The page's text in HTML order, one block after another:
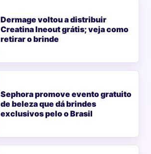
Dermage voltou a distribuir
Creatina Ineout grátis; veja como
retirar o brinde
Sephora promove evento gratuito
de beleza que dá brindes
exclusivos pelo o Brasil